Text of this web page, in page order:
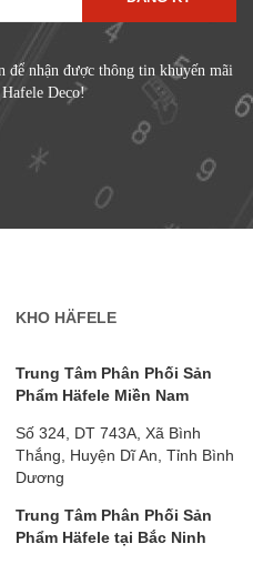
nhận được thông tin khuyến mãi
Deco!
KHO HÄFELE
Trung Tâm Phân Phối Sản
Phẩm Häfele Miền Nam
Số 324, DT 743A, Xã Bình
Thắng, Huyện Dĩ An, Tỉnh Bình
Dương
Trung Tâm Phân Phối Sản
Phẩm Häfele tại Bắc Ninh